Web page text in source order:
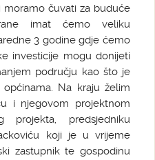
moramo čuvati za buduće
imat ćemo veliku
3 godine gdje ćemo
investicije mogu donijeti
području kao što je
Na kraju želim
i njegovom projektnom
predsjedniku
koji je u vrijeme
zastupnik te gospodinu